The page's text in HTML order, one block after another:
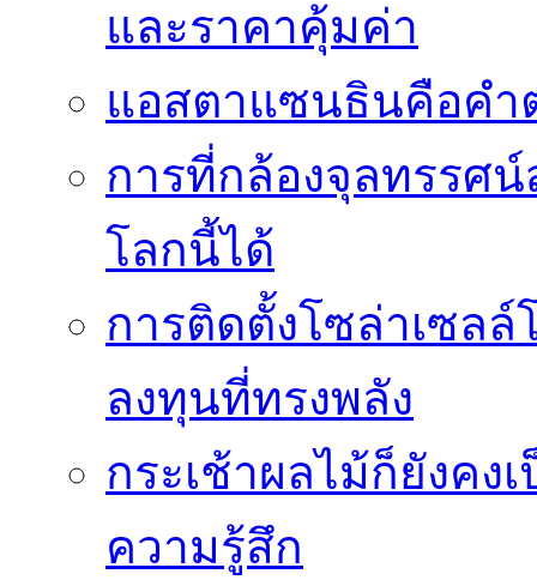
และราคาคุ้มค่า
แอสตาแซนธินคือค
การที่กล้องจุลทรรศ
โลกนี้ได้
การติดตั้งโซล่าเซลล์
ลงทุนที่ทรงพลัง
กระเช้าผลไม้ก็ยังคง
ความรู้สึก